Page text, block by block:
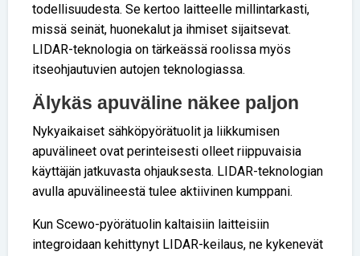
todellisuudesta. Se kertoo laitteelle millintarkasti,
missä seinät, huonekalut ja ihmiset sijaitsevat.
LIDAR-teknologia on tärkeässä roolissa myös
itseohjautuvien autojen teknologiassa.
Älykäs apuväline näkee paljon
Nykyaikaiset sähköpyörätuolit ja liikkumisen
apuvälineet ovat perinteisesti olleet riippuvaisia
käyttäjän jatkuvasta ohjauksesta. LIDAR-teknologian
avulla apuvälineestä tulee aktiivinen kumppani.
Kun Scewo-pyörätuolin kaltaisiin laitteisiin
integroidaan kehittynyt LIDAR-keilaus, ne kykenevät